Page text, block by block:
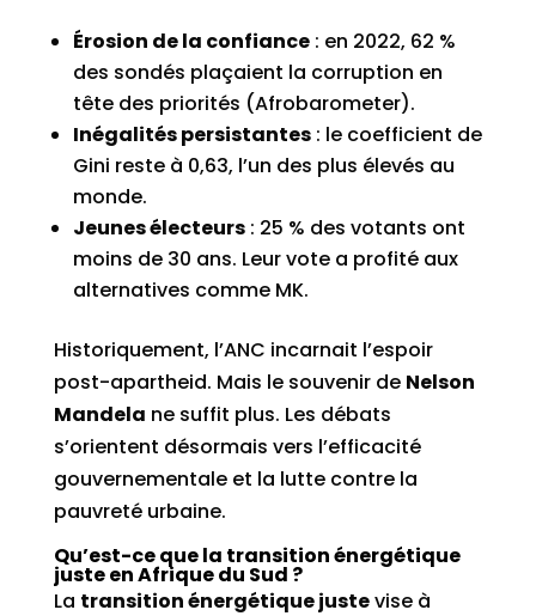
Érosion de la confiance: en 2022, 62 %
des sondés plaçaient la corruption en
tête des priorités (Afrobarometer).
Inégalités persistantes: le coefficient de
Gini reste à 0,63, l’un des plus élevés au
monde.
Jeunes électeurs: 25 % des votants ont
moins de 30 ans. Leur vote a profité aux
alternatives comme MK.
Historiquement, l’ANC incarnait l’espoir
post-apartheid. Mais le souvenir de Nelson
Mandela ne suffit plus. Les débats
s’orientent désormais vers l’efficacité
gouvernementale et la lutte contre la
pauvreté urbaine.
Qu’est-ce que la transition énergétique
juste en Afrique du Sud ?
La transition énergétique justevise à